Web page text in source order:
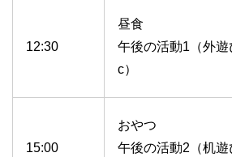
12:30
昼食
午後の活動1（外
c）
15:00
おやつ
午後の活動2（机